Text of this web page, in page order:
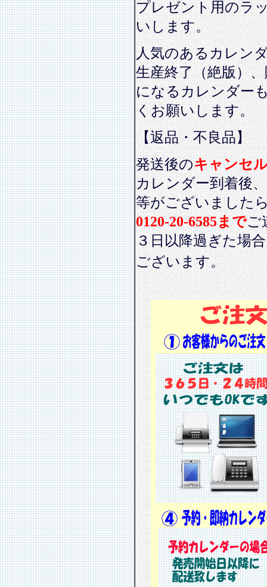
プレゼント用のラ
いします。
人気のあるカレン
生産終了（絶版）
になるカレンダー
くお願いします。
【返品・不良品】
発送後のキャンセ
カレンダー到着後、
等がございました
0120-20-6585までご
３日以降過ぎた場
ございます。